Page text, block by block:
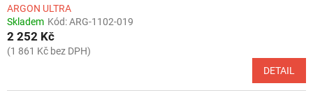
ARGON ULTRA
Skladem Kód:ARG-1102-019
2 252 Kč
(1 861 Kč bez DPH)
DETAIL